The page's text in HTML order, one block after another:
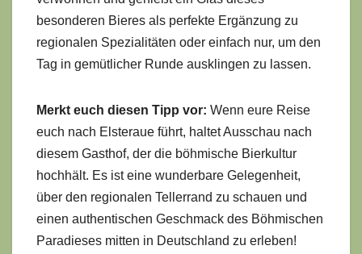
besonderen Bieres als perfekte Ergänzung zu
regionalen Spezialitäten oder einfach nur, um den
Tag in gemütlicher Runde ausklingen zu lassen.
Merkt euch diesen Tipp vor: Wenn eure Reise
euch nach Elsteraue führt, haltet Ausschau nach
diesem Gasthof, der die böhmische Bierkultur
hochhält. Es ist eine wunderbare Gelegenheit,
über den regionalen Tellerrand zu schauen und
einen authentischen Geschmack des Böhmischen
Paradieses mitten in Deutschland zu erleben!